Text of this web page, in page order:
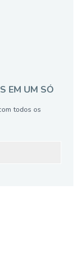
EM UM SÓ
todos os